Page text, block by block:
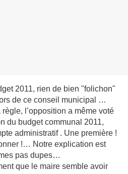
2011, rien de bien "folichon"
de ce conseil municipal …
l’opposition a même voté
du budget communal 2011,
administratif . Une première !
!… Notre explication est
pas dupes…
que le maire semble avoir